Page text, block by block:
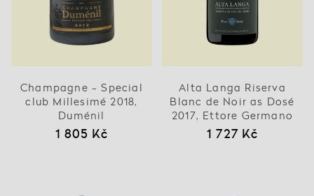
Champagne - Special
club Millesimé 2018,
Duménil
1 805 Kč
Alta Langa Riserva
Blanc de Noir as Dosé
2017, Ettore Germano
1 727 Kč